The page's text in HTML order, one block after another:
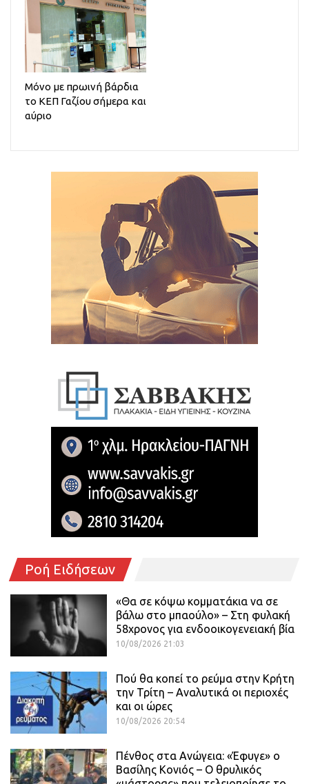
Μόνο με πρωινή βάρδια
το ΚΕΠ Γαζίου σήμερα και
αύριο
Ροή Ειδήσεων
«Θα σε κόψω κομματάκια να σε
βάλω στο μπαούλο» – Στη φυλακή
58χρονος για ενδοοικογενειακή βία
10/08/2026 21:03
Πού θα κοπεί το ρεύμα στην Κρήτη
την Τρίτη – Αναλυτικά οι περιοχές
και οι ώρες
10/08/2026 20:54
Πένθος στα Ανώγεια: «Έφυγε» ο
Βασίλης Κονιός – Ο θρυλικός